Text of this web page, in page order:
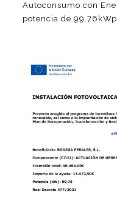
Autoconsumo con
potencia de